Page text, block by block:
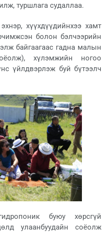
туршлага судаллаа.
хүүхдүүдийнхээ хамт
болон бэлчээрийн
байгаагаас гадна малын
хүлэмжийн ногоо
үйлдвэрлэж буй бүтээлч
буюу хөрсгүй
улаанбуудайн соёолж